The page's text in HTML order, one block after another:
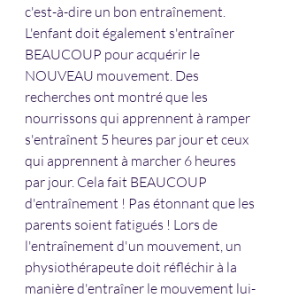
c'est-à-dire un bon entraînement.
L'enfant doit également s'entraîner
BEAUCOUP pour acquérir le
NOUVEAU mouvement. Des
recherches ont montré que les
nourrissons qui apprennent à ramper
s'entraînent 5 heures par jour et ceux
qui apprennent à marcher 6 heures
par jour. Cela fait BEAUCOUP
d'entraînement ! Pas étonnant que les
parents soient fatigués ! Lors de
l'entraînement d'un mouvement, un
physiothérapeute doit réfléchir à la
manière d'entraîner le mouvement lui-